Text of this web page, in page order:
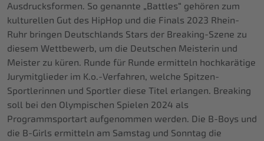
Ausdrucksformen. So genannte „Battles“ gehören zum
kulturellen Gut des HipHop und die Finals 2023 Rhein-
Ruhr bringen Deutschlands Stars der Breaking-Szene zu
diesem Wettbewerb, um die Deutschen Meisterin und
Meister zu küren. Runde für Runde ermitteln hochkarätige
Jurymitglieder im K.o.-Verfahren, welche Spitzen-
Sportlerinnen und Sportler diese Titel erlangen. Breaking
soll bei den Olympischen Spielen 2024 als
Programmsportart aufgenommen werden. Die B-Boys und
die B-Girls ermitteln am Samstag und Sonntag die